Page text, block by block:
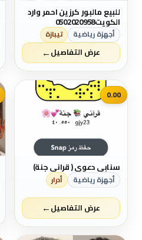
للبيع مالبور كرزين احمر وارد
الكويت0502020958
أجهزة رياضية تيبازة
عرض التفاصيل←
0.00
سنابي دعوي ( قراني جنة)
أجهزة رياضية أدرار
عرض التفاصيل←